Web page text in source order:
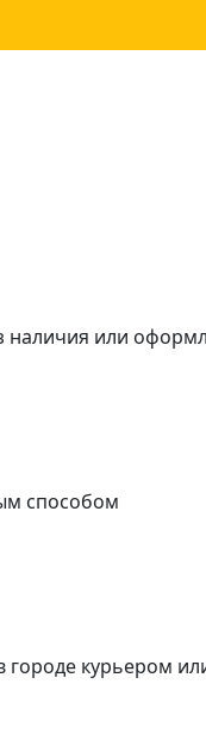
или
способом
городе курьером